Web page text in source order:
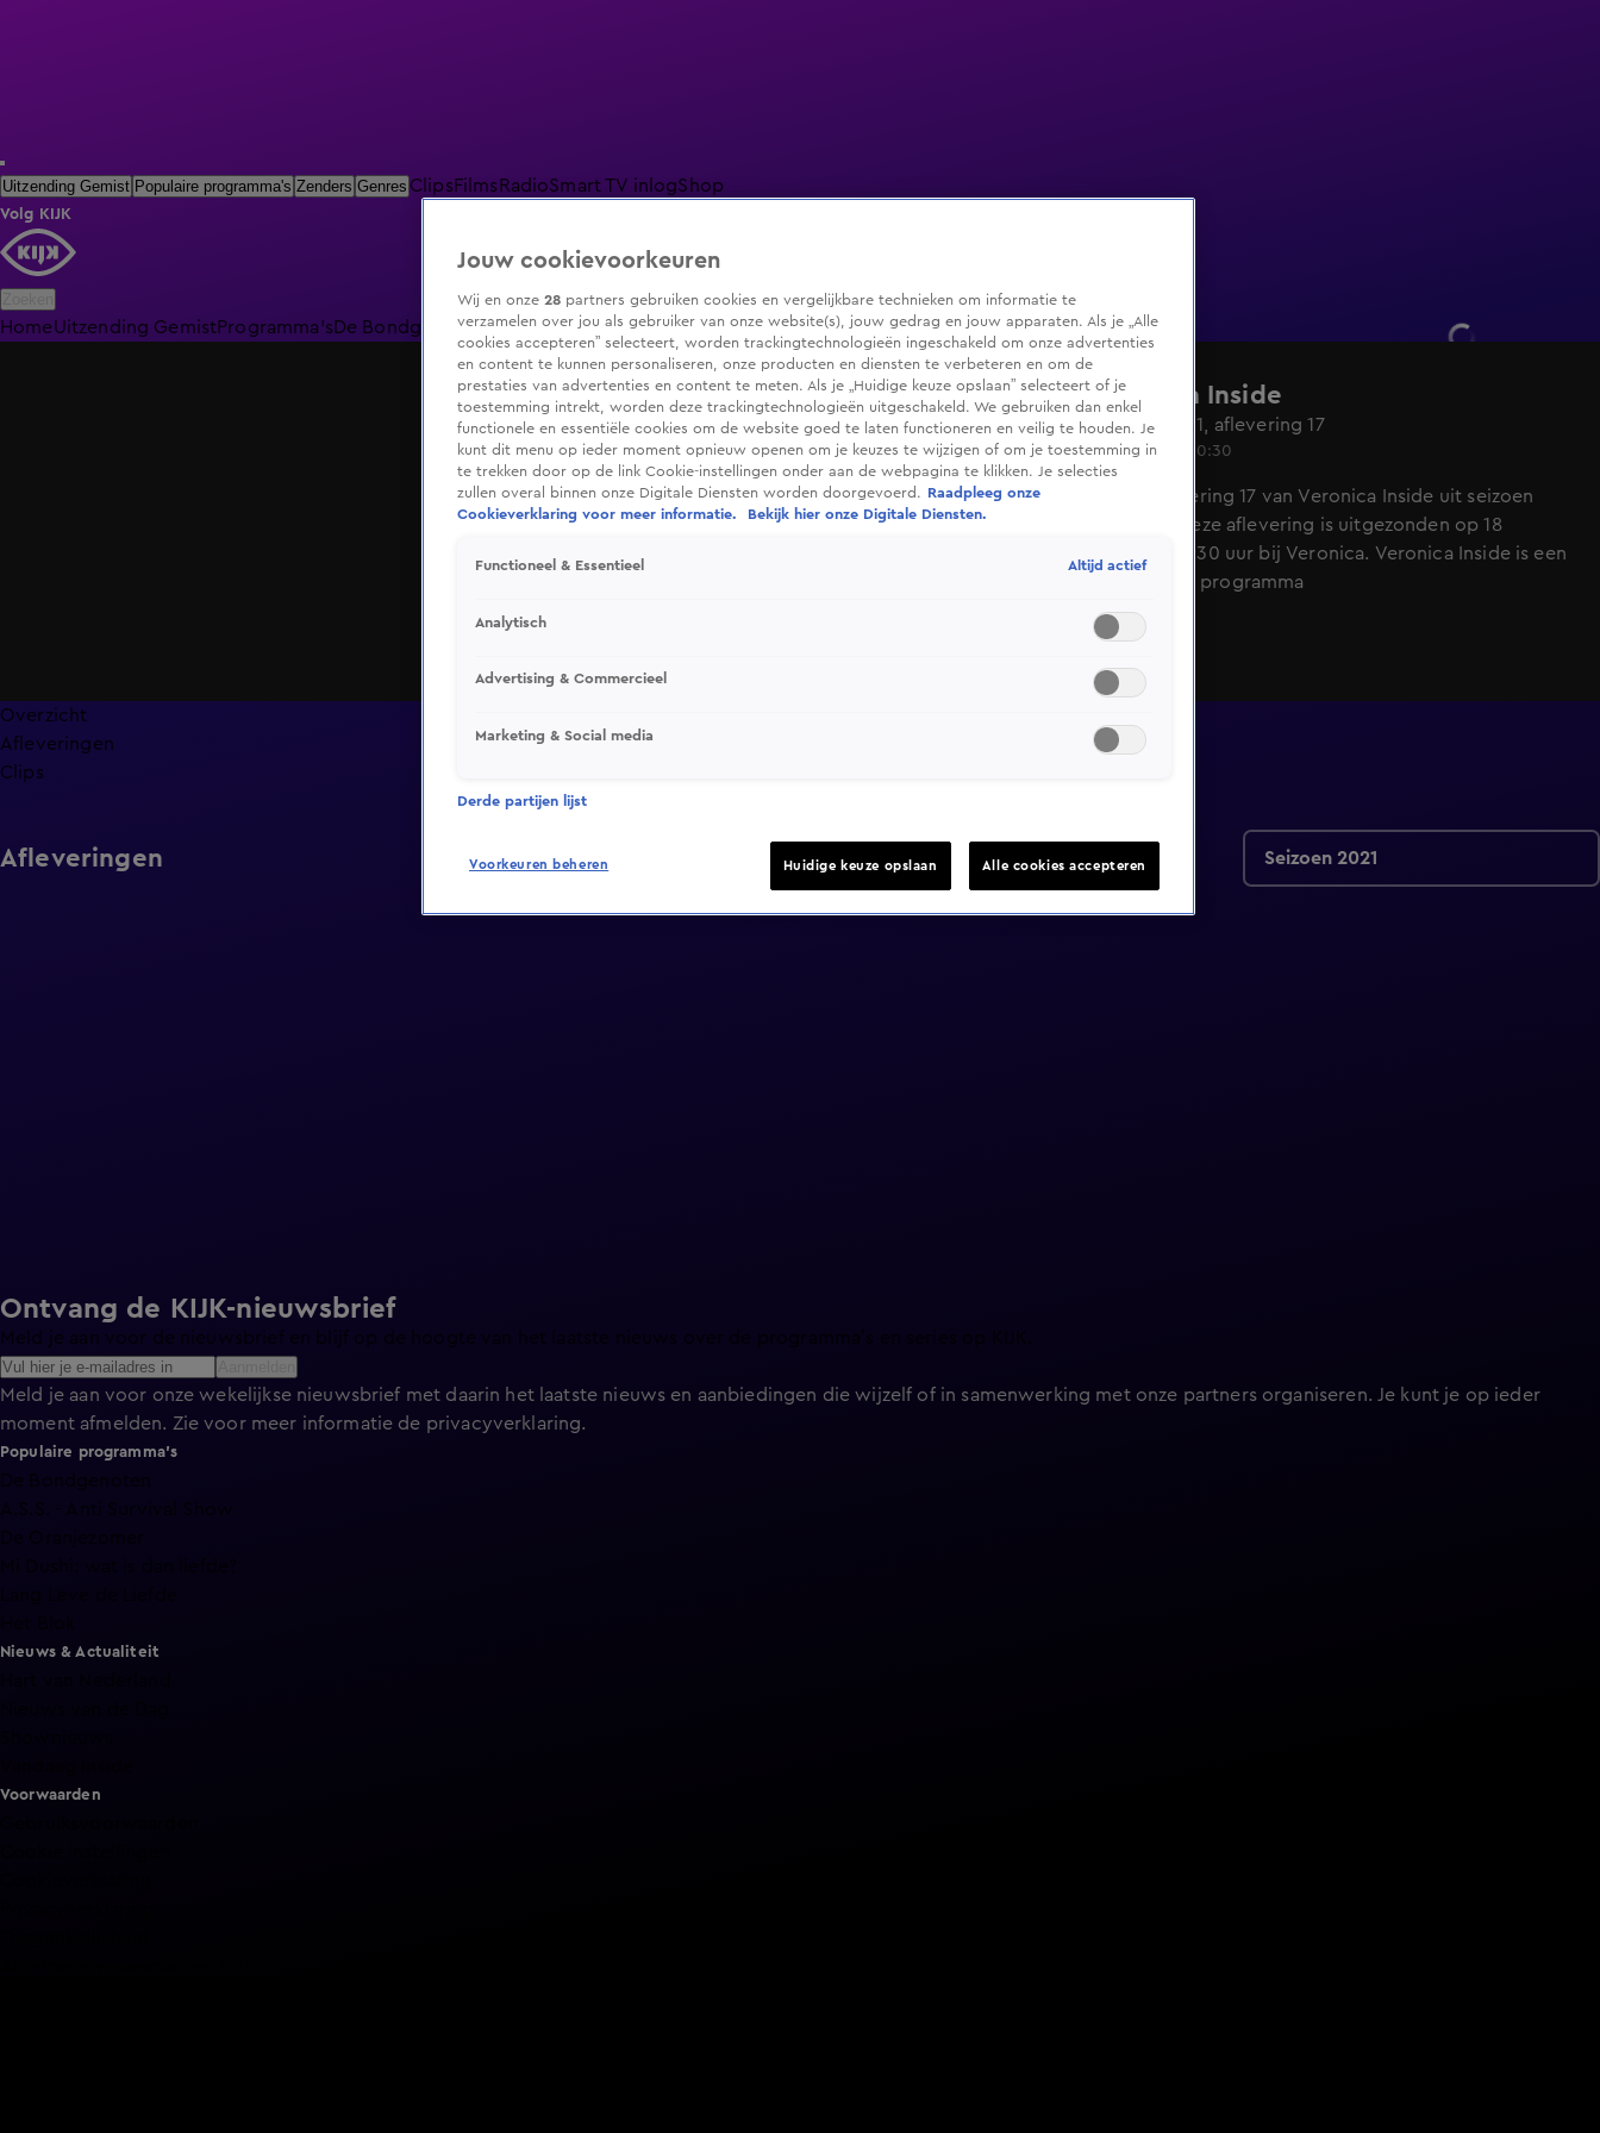
Uitzending Gemist Populaire programma's Zenders Genres ClipsFilms RadioSmart TV inlogShop
Volg KIJK
HomeUitzending GemistProgramma's De BondgenotenDe OranjezomerLivestreamsShop
Veronica Inside
Seizoen 2021, aflevering 17
18 okt 2021, 20:30
Bekijk aflevering 17 van Veronica Inside uit seizoen
2021 hier. Deze aflevering is uitgezonden op 18
oktober, 20:30 uur bij Veronica. Veronica Inside is een
Amusement programma
Overzicht
Afleveringen
Clips
Afleveringen Seizoen 2021
Ontvang de KIJK-nieuwsbrief
Meld je aan voor de nieuwsbrief en blijf op de hoogte van het laatste nieuws over de programma’s en series op KIJK.
Meld je aan voor onze wekelijkse nieuwsbrief met daarin het laatste nieuws en aanbiedingen die wijzelf of in samenwerking met onze partners organiseren. Je kunt je op ieder
moment afmelden. Zie voor meer informatie de privacyverklaring.
Populaire programma's
Nieuws & Actualiteit
Voorwaarden
Jouw cookievoorkeuren
Wij en onze 28 partners gebruiken cookies en vergelijkbare technieken om informatie te
verzamelen over jou als gebruiker van onze website(s), jouw gedrag en jouw apparaten. Als je „Alle
cookies accepteren” selecteert, worden trackingtechnologieën ingeschakeld om onze advertenties
en content te kunnen personaliseren, onze producten en diensten te verbeteren en om de
prestaties van advertenties en content te meten. Als je „Huidige keuze opslaan” selecteert of je
toestemming intrekt, worden deze trackingtechnologieën uitgeschakeld. We gebruiken dan enkel
functionele en essentiële cookies om de website goed te laten functioneren en veilig te houden. Je
kunt dit menu op ieder moment opnieuw openen om je keuzes te wijzigen of om je toestemming in
te trekken door op de link Cookie-instellingen onder aan de webpagina te klikken. Je selecties
zullen overal binnen onze Digitale Diensten worden doorgevoerd.
Raadpleeg onze
Cookieverklaring voor meer informatie.
Bekijk hier onze Digitale Diensten.
Functioneel & Essentieel Altijd actief
Analytisch
Advertising & Commercieel
Marketing & Social media
Derde partijen lijst
Voorkeuren beheren Huidige keuze opslaan Alle cookies accepteren